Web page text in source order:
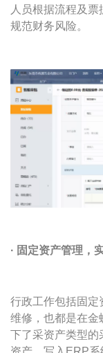
人员根据流程及
规范财务风险。
· 固定资产管理 ，
行政工作包括固定
维修，也都是在金
下了采资产类型的